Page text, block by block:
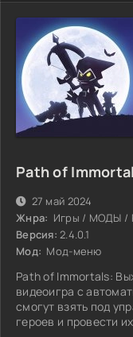
Path of
27 май 2024
Жнра: Игры / МОДЫ /
Версия: 2.4.0.1
Мод: Мод-меню
Path of Immortals:
видеоигра с
смогут взять под
героев и провести